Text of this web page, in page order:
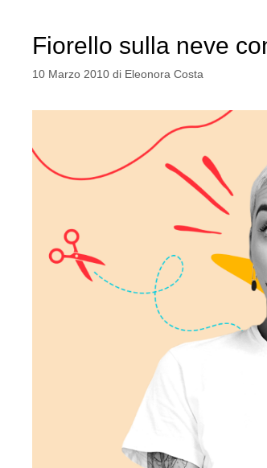
Fiorello sulla neve
10 Marzo 2010 di Eleonora Costa